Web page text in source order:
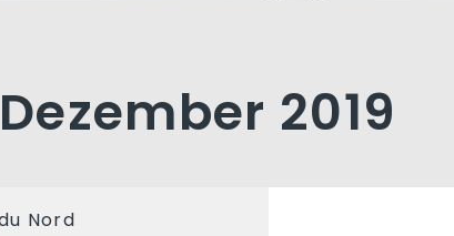
2019
Nord